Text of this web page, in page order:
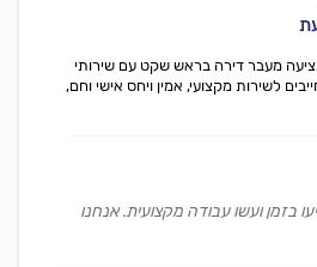
מעבר דירה בראש שקט עם שירותי
לשירות מקצועי, אמין ויחס אישי וחם,
בזמן ועשו עבודה מקצועית. אנחנו